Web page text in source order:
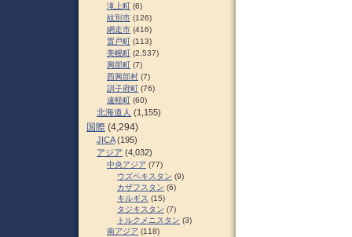
滝上町 (6)
紋別市 (126)
網走市 (416)
置戸町 (113)
美幌町 (2,537)
興部町 (7)
西興部村 (7)
訓子府町 (76)
遠軽町 (60)
北海道人 (1,155)
国際 (4,294)
JICA(195)
アジア (4,032)
中央アジア (77)
ウズベキスタン (9)
カザフスタン (6)
キルギス (15)
タジキスタン (7)
トルクメニスタン (3)
南アジア (118)